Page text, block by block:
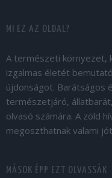
MI EZ AZ OLDAL?
A természeti környezet,
izgalmas életét
újdonságot. Barátságos
természetjáró,
olvasó számára. A zöld
megoszthatnak valami
MÁSOK ÉPP EZT OLVASSÁK